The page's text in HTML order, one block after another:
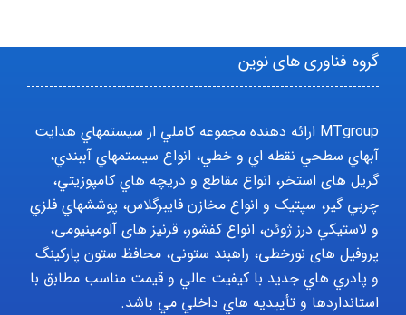
گروه فناوری های نوین
MTgroup ارائه دهنده مجموعه کاملي از سيستمهاي هدايت
آبهاي سطحي نقطه اي و خطي، انواع سيستمهاي آببندي،
گریل های استخر، انواع مقاطع و دريچه هاي کامپوزيتي،
چربي گير، سپتيک و انواع مخازن فايبرگلاس، پوششهاي فلزي
و لاستيکي درز ژوئن، انواع کفشور، قرنیز های آلومینیومی،
پروفیل های نورخطی، راهبند ستونی، محافظ ستون پارکينگ
و پادري هاي جديد با کيفيت عالي و قيمت مناسب مطابق با
استانداردها و تأييديه هاي داخلي مي باشد.